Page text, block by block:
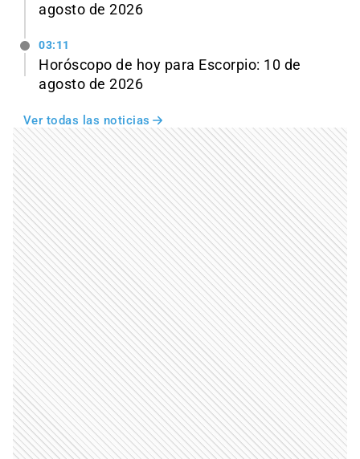
agosto de 2026
03:11
Horóscopo de hoy para Escorpio: 10 de
agosto de 2026
Ver todas las noticias